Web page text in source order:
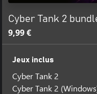
Cyber Tank 2
9,99 €
Jeux inclus
Cyber Tank 2
Cyber Tank 2